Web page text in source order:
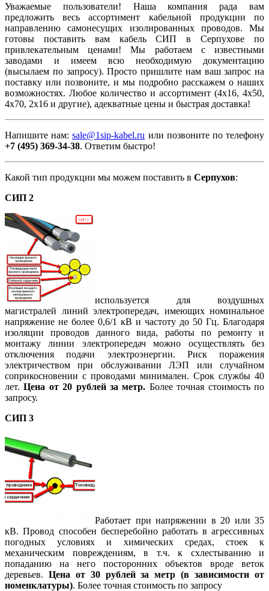
Уважаемые пользователи! Наша компания рада вам
предложить весь ассортимент кабельной продукции по
направлению самонесущих изолированных проводов. Мы
готовы поставить вам кабель СИП в Серпухове по
привлекательным ценами! Мы работаем с известными
заводами и имеем всю необходимую документацию
(высылаем по запросу). Просто пришлите нам ваш запрос на
поставку или позвоните, и мы подробно расскажем о наших
возможностях. Любое количество и ассортимент (4х16, 4х50,
4х70, 2х16 и другие), адекватные цены и быстрая доставка!
Напишите нам:sale@1sip-kabel.ru или позвоните по телефону
+7 (495) 369-34-38. Ответим быстро!
Какой тип продукции мы можем поставить в Серпухов:
СИП 2
используется для воздушных
магистралей линий электропередач, имеющих номинальное
напряжение не более 0,6/1 кВ и частоту до 50 Гц. Благодаря
изоляции проводов данного вида, работы по ремонту и
монтажу линии электропередач можно осуществлять без
отключения подачи электроэнергии. Риск поражения
электричеством при обслуживании ЛЭП или случайном
соприкосновении с проводами минимален. Срок службы 40
лет.Цена от 20 рублей за метр. Более точная стоимость по
запросу.
СИП 3
Работает при напряжении в 20 или 35
кВ. Провод способен бесперебойно работать в агрессивных
погодных условиях и химических средах, стоек к
механическим повреждениям, в т.ч. к схлестыванию и
попаданию на него посторонних объектов вроде веток
деревьев. Цена от 30 рублей за метр (в зависимости от
номенклатуры). Более точная стоимость по запросу